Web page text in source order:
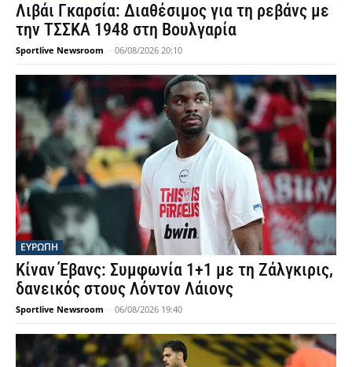
Λιβάι Γκαρσία: Διαθέσιμος για τη ρεβάνς με
την ΤΣΣΚΑ 1948 στη Βουλγαρία
Sportlive Newsroom - 06/08/2026 20:10
ΕΥΡΩΠΗ
Κίναν Έβανς: Συμφωνία 1+1 με τη Ζάλγκιρις,
δανεικός στους Λόντον Λάιονς
Sportlive Newsroom - 06/08/2026 19:40